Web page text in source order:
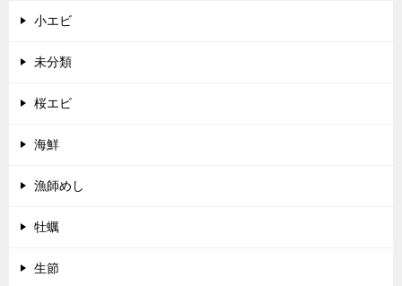
小エビ
未分類
桜エビ
海鮮
漁師めし
牡蠣
生節